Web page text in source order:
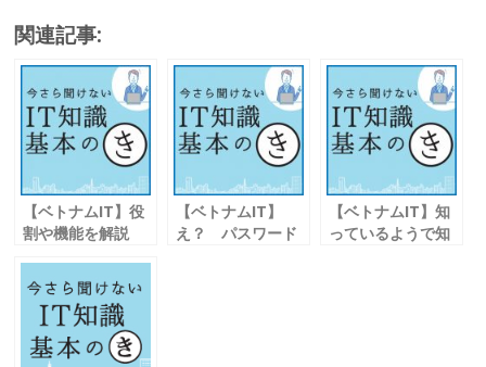
ac
e
b
o
o
k
itt
er l
関連記事:
【ベトナムIT】役
割や機能を解説
類
【ベトナムIT】
え？ パスワード
【ベトナムIT】知
っているようで知